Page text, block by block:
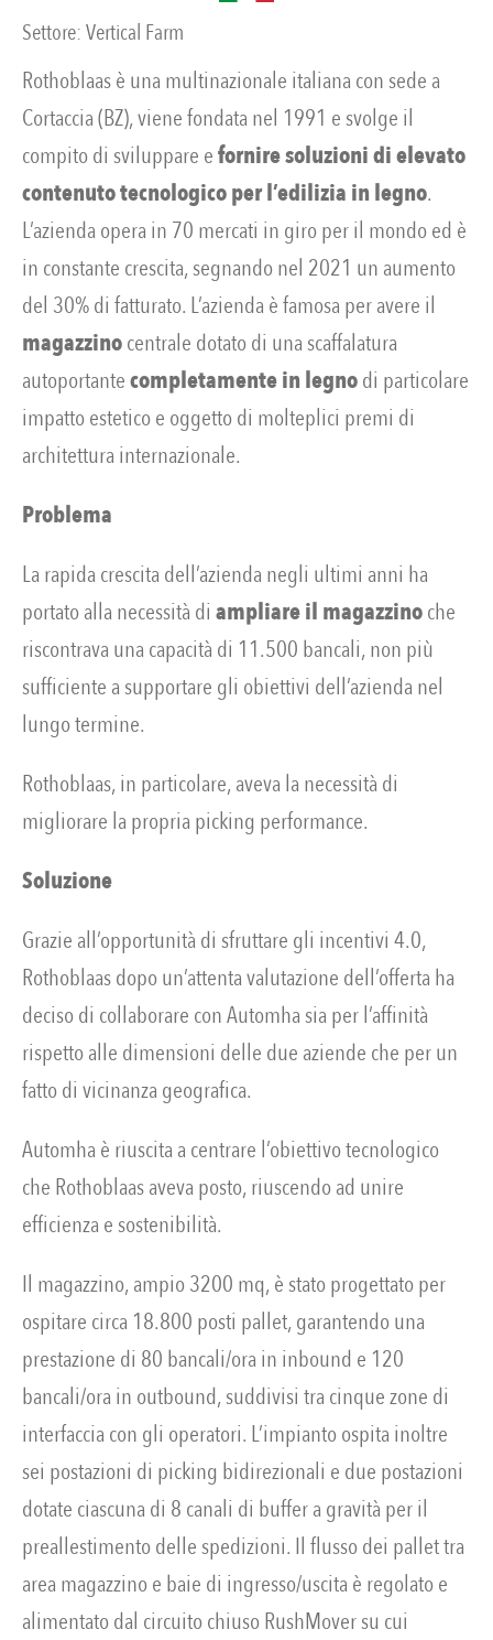
Settore:Vertical Farm
Rothoblaas è una multinazionale italiana con sede a
Cortaccia (BZ), viene fondata nel 1991 e svolge il
compito di sviluppare efornire soluzioni di elevato
contenuto tecnologico per l’edilizia in legno.
L’azienda opera in 70 mercati in giro per il mondo ed è
in constante crescita, segnando nel 2021 un aumento
del 30% di fatturato. L’azienda è famosa per avere il
magazzinocentrale dotato di una scaffalatura
autoportantecompletamente in legnodi particolare
impatto estetico e oggetto di molteplici premi di
architettura internazionale.
Problema
La rapida crescita dell’azienda negli ultimi anni ha
portato alla necessità di ampliare il magazzinoche
riscontrava una capacità di 11.500 bancali, non più
sufficiente a supportare gli obiettivi dell’azienda nel
lungo termine.
Rothoblaas, in particolare, aveva la necessità di
migliorare la propria picking performance.
Soluzione
Grazie all’opportunità di sfruttare gli incentivi 4.0,
Rothoblaas dopo un’attenta valutazione dell’offerta ha
deciso di collaborare con Automha sia per l’affinità
rispetto alle dimensioni delle due aziende che per un
fatto di vicinanza geografica.
Automha è riuscita a centrare l’obiettivo tecnologico
che Rothoblaas aveva posto, riuscendo ad unire
efficienza e sostenibilità.
Il magazzino, ampio 3200 mq, è stato progettato per
ospitare circa 18.800 posti pallet, garantendo una
prestazione di 80 bancali/ora in inbound e 120
bancali/ora in outbound, suddivisi tra cinque zone di
interfaccia con gli operatori. L’impianto ospita inoltre
sei postazioni di picking bidirezionali e due postazioni
dotate ciascuna di 8 canali di buffer a gravità per il
preallestimento delle spedizioni. Il flusso dei pallet tra
area magazzino e baie di ingresso/uscita è regolato e
alimentato dal circuito chiuso RushMover su cui